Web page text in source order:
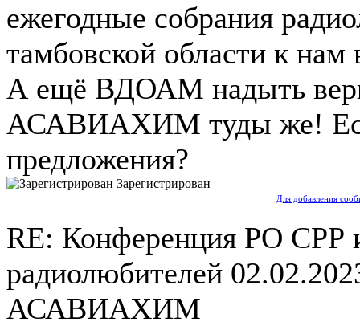
ежегодные собрания
тамбовской области к нам
А ещё ВДОАМ надыть
АСАВИАХИМ туды же!
предложения?
Зарегистрирован
Для добавления
RE: Конференция РО СРР
радиолюбителей
АСАВИАХИМ